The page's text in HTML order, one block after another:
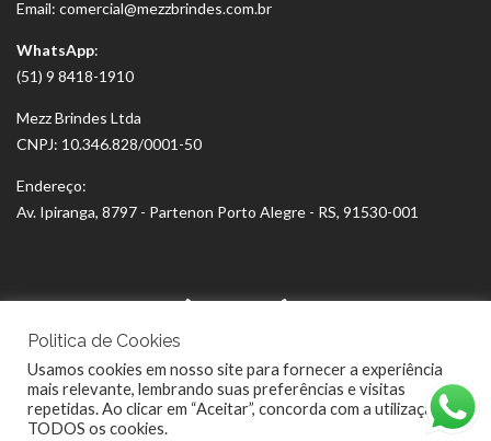
Email: comercial@mezzbrindes.com.br
WhatsApp:
(51) 9 8418-1910
Mezz Brindes Ltda
CNPJ: 10.346.828/0001-50
Endereço:
Av. Ipiranga, 8797 - Partenon Porto Alegre - RS, 91530-001
Politica de Cookies
Usamos cookies em nosso site para fornecer a experiência
mais relevante, lembrando suas preferências e visitas
repetidas. Ao clicar em “Aceitar”, concorda com a utilização de
TODOS os cookies.